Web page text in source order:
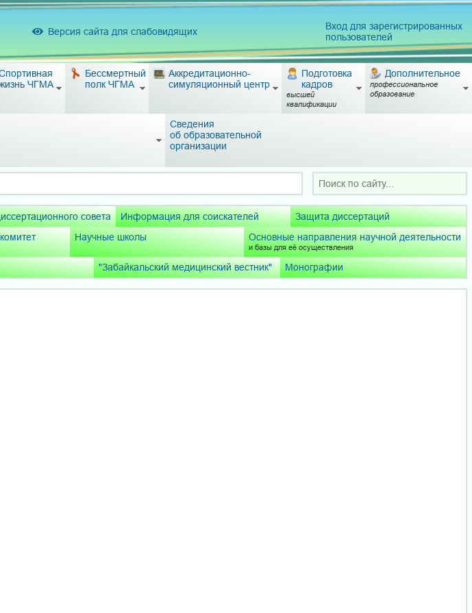
Версия сайта для слабовидящих
Вход для зарегистрированных
пользователей
ЧГМА
Бессмертный
полк ЧГМА
Аккредитационно-
симуляционный центр
Подготовка
кадров
высшей
квалификации
Дополнительное
профессиональное
образование
Сведения
об образовательной
организации
совета Информация для соискателей
Защита диссертаций
Научные школы Основные направления научной деятельности
и базы для её осуществления
"Забайкальский медицинский вестник" Монографии